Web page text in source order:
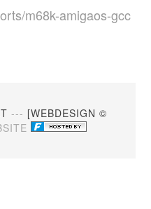
m68k-amigaos-gcc
--- [WEBDESIGN ©